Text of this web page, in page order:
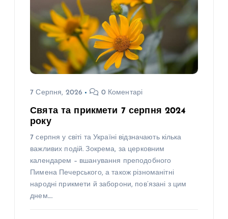
7 Серпня, 2026 0 Коментарі
Свята та прикмети 7 серпня 2024
року
7 серпня у світі та Україні відзначають кілька
важливих подій. Зокрема, за церковним
календарем – вшанування преподобного
Пимена Печерського, а також різноманітні
народні прикмети й заборони, пов’язані з цим
днем.…